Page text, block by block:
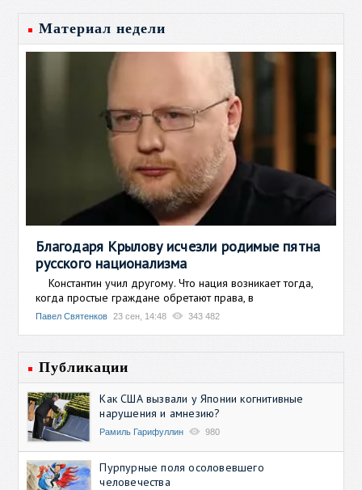
Материал недели
Благодаря Крылову исчезли родимые пятна
русского национализма
Константин учил другому. Что нация возникает тогда,
когда простые граждане обретают права, в
Павел Святенков 23 сен, 14:48 343 482
Публикации
Как США вызвали у Японии когнитивные
нарушения и амнезию?
Рамиль Гарифуллин 980
Пурпурные поля осоловевшего
человечества